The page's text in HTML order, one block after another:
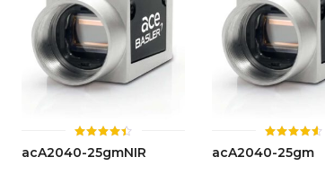
ให้
คะแนน
acA2040-25gmNIR
ให้
คะแนน
acA2040-25gm